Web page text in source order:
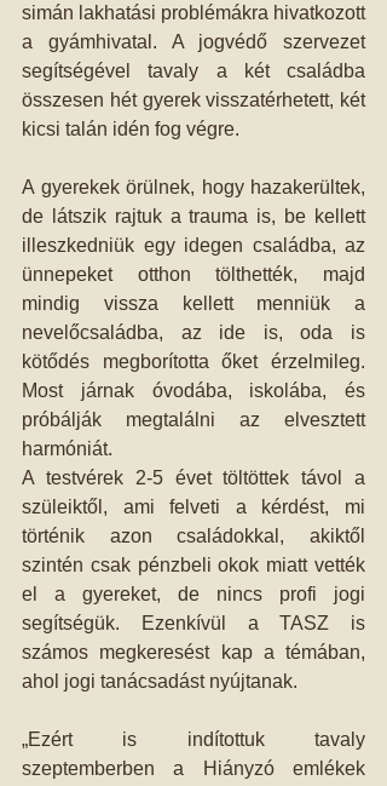
simán lakhatási problémákra hivatkozott
a gyámhivatal. A jogvédő szervezet
segítségével tavaly a két családba
összesen hét gyerek visszatérhetett, két
kicsi talán idén fog végre.
A gyerekek örülnek, hogy hazakerültek,
de látszik rajtuk a trauma is, be kellett
illeszkedniük egy idegen családba, az
ünnepeket otthon tölthették, majd
mindig vissza kellett menniük a
nevelőcsaládba, az ide is, oda is
kötődés megborította őket érzelmileg.
Most járnak óvodába, iskolába, és
próbálják megtalálni az elvesztett
harmóniát.
A testvérek 2-5 évet töltöttek távol a
szüleiktől, ami felveti a kérdést, mi
történik azon családokkal, akiktől
szintén csak pénzbeli okok miatt vették
el a gyereket, de nincs profi jogi
segítségük. Ezenkívül a TASZ is
számos megkeresést kap a témában,
ahol jogi tanácsadást nyújtanak.
„Ezért is indítottuk tavaly
szeptemberben a Hiányzó emlékek